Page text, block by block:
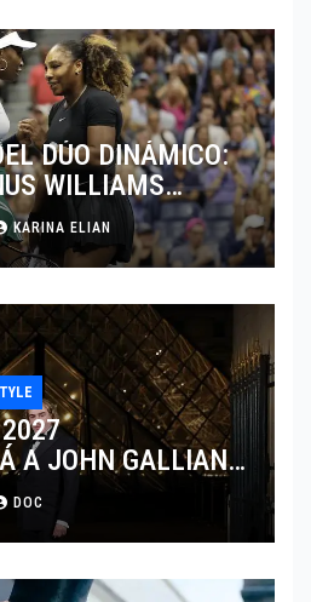
DÚO DINÁMICO:
WILLIAMS
DOBLES EN
KARINA ELIAN
A JOHN GALLIANO
DEL REY
DOC